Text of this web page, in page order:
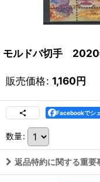
モルドバ切手
販売価格: 1,160円
Facebookでシ
数量:
返品特約に関する重要